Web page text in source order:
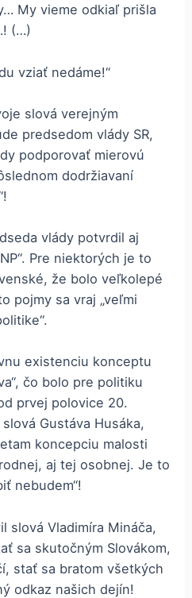
My vieme odkiaľ prišla
(…)
vziať nedáme!“
slová verejným
predsedom vlády SR,
podporovať mierovú
dodržiavaní
vlády potvrdil aj
Pre niektorých je to
že bolo veľkolepé
pojmy sa vraj „veľmi
existenciu konceptu
čo bolo pre politiku
prvej polovice 20.
Gustáva Husáka,
koncepciu malosti
aj tej osobnej. Je to
nebudem“!
slová Vladimíra Mináča,
sa skutočným Slovákom,
stať sa bratom všetkých
odkaz našich dejín!